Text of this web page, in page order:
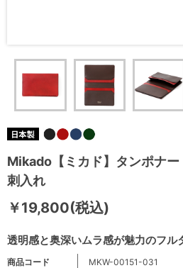
Mikado【ミカド】タンポナー
刺入れ
透明感と奥深いムラ感が魅力のフル
￥19,800(税込)
商品コード
MKW-00151-031